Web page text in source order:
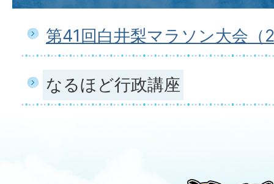
第41回白井梨マラソン大会（
なるほど行政講座